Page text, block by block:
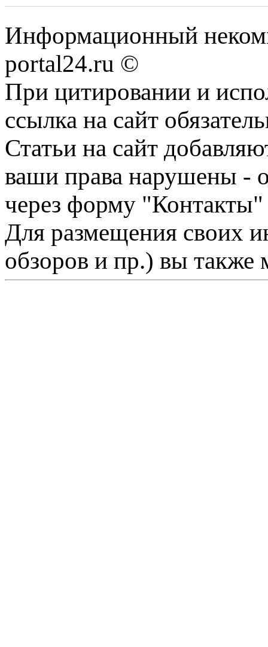
Информационный
portal24.ru ©
При цитировании и
ссылка на сайт
Статьи на сайт
ваши права нарушены -
через форму "Контакты"
Для размещения своих
обзоров и пр.) вы также